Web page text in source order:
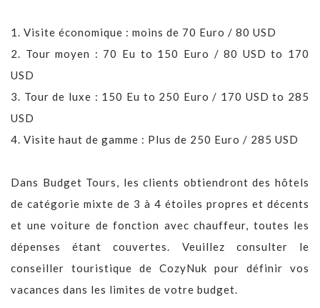
1. Visite économique : moins de 70 Euro / 80 USD
2. Tour moyen : 70 Eu to 150 Euro / 80 USD to 170
USD
3. Tour de luxe : 150 Eu to 250 Euro / 170 USD to 285
USD
4. Visite haut de gamme : Plus de 250 Euro / 285 USD
Dans Budget Tours, les clients obtiendront des hôtels
de catégorie mixte de 3 à 4 étoiles propres et décents
et une voiture de fonction avec chauffeur, toutes les
dépenses étant couvertes. Veuillez consulter le
conseiller touristique de CozyNuk pour définir vos
vacances dans les limites de votre budget.